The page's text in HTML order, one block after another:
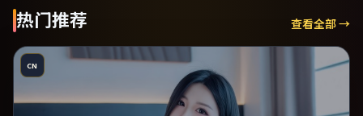
热门推荐 查看全部 →
CN